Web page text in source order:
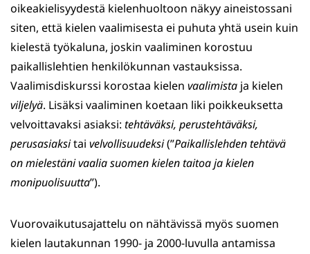
oikeakielisyydestä kielenhuoltoon näkyy aineistossani
siten, että kielen vaalimisesta ei puhuta yhtä usein kuin
kielestä työkaluna, joskin vaaliminen korostuu
paikallislehtien henkilökunnan vastauksissa.
Vaalimisdiskurssi korostaa kielen vaalimista ja kielen
viljelyä. Lisäksi vaaliminen koetaan liki poikkeuksetta
velvoittavaksi asiaksi: tehtäväksi, perustehtäväksi,
perusasiaksitai velvollisuudeksi(”Paikallislehden tehtävä
on mielestäni vaalia suomen kielen taitoa ja kielen
monipuolisuutta”).
Vuorovaikutusajattelu on nähtävissä myös suomen
kielen lautakunnan 1990- ja 2000-luvulla antamissa